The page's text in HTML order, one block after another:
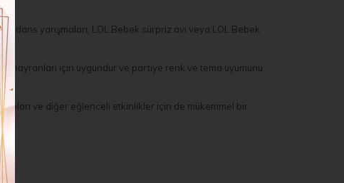
dans yarışmaları, LOL Bebek sürpriz avı veya LOL Bebek
hayranları için uygundur ve partiye renk ve tema uyumunu
ve diğer eğlenceli etkinlikler için de mükemmel bir